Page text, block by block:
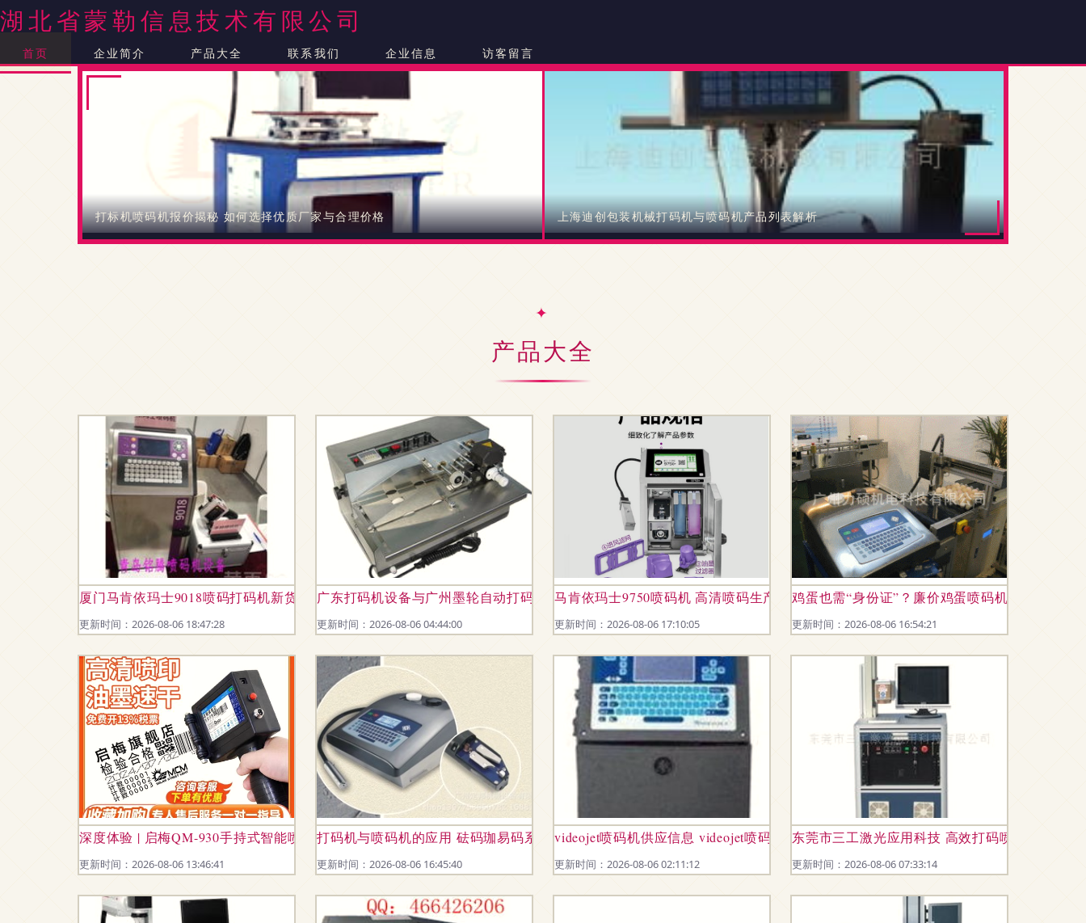
湖北省蒙勒信息技术有限公司
首页 企业简介 产品大全 联系我们 企业信息 访客留言
打标机喷码机报价揭秘 如何选择优质厂家与合理价格 上海迪创包装机械打码机与喷码机产品列表解析
产品大全
厦门马肯依玛士9018喷码打码机新货上市 工业标识领域的效率革新
更新时间：2026-08-06 18:47:28
广东打码机设备与广州墨轮自动打码机应用指南
更新时间：2026-08-06 04:44:00
马肯依玛士9750喷码机 高清喷码生产日期二维码打码机
更新时间：2026-08-06 17:10:05
鸡蛋也需“身份证”？廉价鸡蛋喷码机助力食品溯
更新时间：2026-08-06 16:54:21
深度体验 | 启梅QM-930手持式智能喷码机 小身材，大效率的生产日期打码神器
更新时间：2026-08-06 13:46:41
打码机与喷码机的应用 砝码珈易码系列引领行业创新
更新时间：2026-08-06 16:45:40
videojet喷码机供应信息 videojet喷码机批发 videojet喷码机价格 找videojet喷码机产品上
更新时间：2026-08-06 02:11:12
东莞市三工激光应用科技 高效打码喷码解决方案
更新时间：2026-08-06 07:33:14